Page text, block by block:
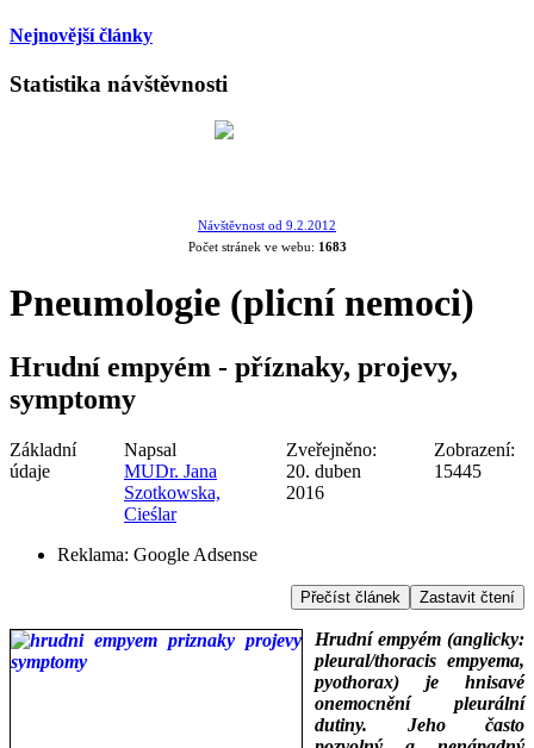
Nejnovější články
Statistika návštěvnosti
Návštěvnost od 9.2.2012
Počet stránek ve webu: 1683
Pneumologie (plicní nemoci)
Hrudní empyém - příznaky, projevy,
symptomy
Základní
údaje
Napsal
MUDr. Jana
Szotkowska,
Cieślar
Zveřejněno:
20. duben
2016
Zobrazení:
15445
Reklama: Google Adsense
Přečíst článek Zastavit čtení
Hrudní empyém (anglicky:
pleural/thoracis empyema,
pyothorax) je hnisavé
onemocnění pleurální
dutiny. Jeho často